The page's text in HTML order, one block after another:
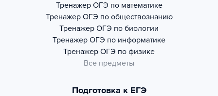
Тренажер ОГЭ по математике
Тренажер ОГЭ по обществознанию
Тренажер ОГЭ по биологии
Тренажер ОГЭ по информатике
Тренажер ОГЭ по физике
Все предметы
Подготовка к ЕГЭ